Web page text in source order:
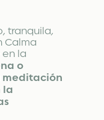
tranquila,
Calma
en la
o
meditación
la